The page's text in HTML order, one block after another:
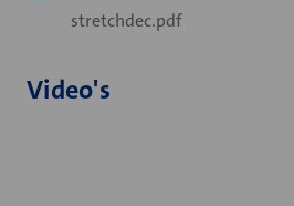
stretchdec.pdf
Video's